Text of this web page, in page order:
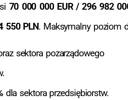
70 000 000 EUR / 296 982
550 PLN. Maksymalny poziom
sektora pozarządowego
dla sektora przedsiębiorstw.